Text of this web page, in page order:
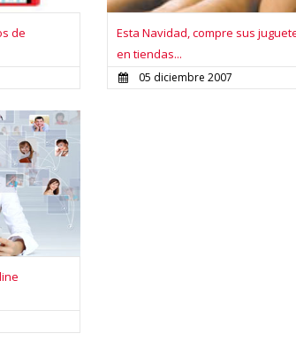
de
Esta Navidad, compre sus
en tiendas...
05 diciembre 2007